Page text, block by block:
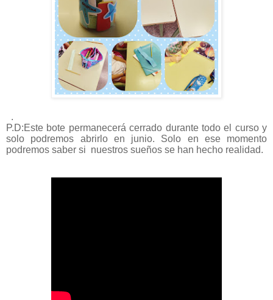
.
P.D:Este bote permanecerá cerrado durante todo el curso y
solo podremos abrirlo en junio. Solo en ese momento
podremos saber si nuestros sueños se han hecho realidad.